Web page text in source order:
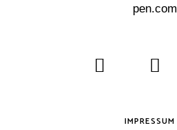
pen.com
IMPRESSUM